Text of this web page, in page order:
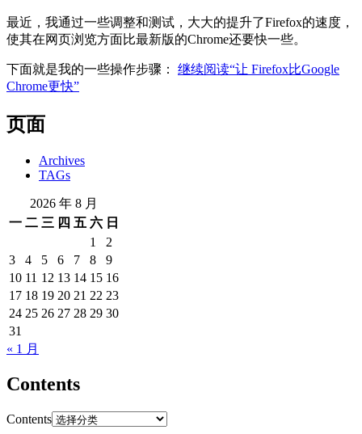
最近，我通过一些调整和测试，大大的提升了Firefox的速度，
使其在网页浏览方面比最新版的Chrome还要快一些。
下面就是我的一些操作步骤： 继续阅读“让 Firefox比Google
Chrome更快”
页面
Archives
TAGs
2026 年 8 月
一 二 三 四 五 六 日
1
2
3
4 5 6 7 8
9
10 11 12 13 14 15 16
17 18 19 20 21 22 23
24 25 26 27 28 29 30
31
« 1 月
Contents
Contents